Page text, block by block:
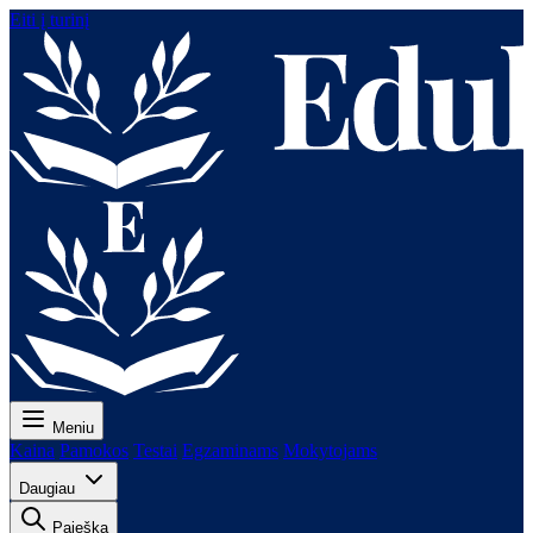
Eiti į turinį
Meniu
Kaina Pamokos Testai Egzaminams Mokytojams
Daugiau
Paieška